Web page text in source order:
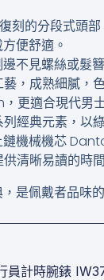
刻的分段式頭
便舒適。
不見螺絲或髮
，成熟細膩，
更適合現代男
經典元素，以
機械機芯
清晰易讀的時
是佩戴者品味
員計時腕錶​